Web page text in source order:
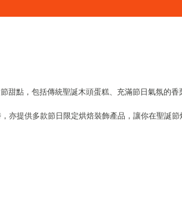
點，包括傳統聖誕木頭蛋糕、充滿節日氣氛的香
亦提供多款節日限定烘焙裝飾產品，讓你在聖誕節